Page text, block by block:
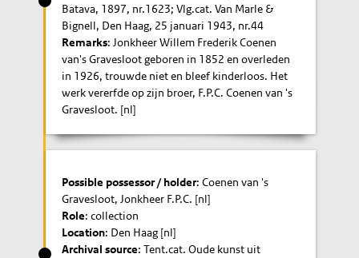
Batava, 1897, nr.1623; Vlg.cat. Van Marle &
Bignell, Den Haag, 25 januari 1943, nr.44
Remarks: Jonkheer Willem Frederik Coenen
van's Gravesloot geboren in 1852 en overleden
in 1926, trouwde niet en bleef kinderloos. Het
werk vererfde op zijn broer, F.P.C. Coenen van 's
Gravesloot. [nl]
Possible possessor / holder: Coenen van 's
Gravesloot, Jonkheer F.P.C. [nl]
Role: collection
Location: Den Haag [nl]
Archival source: Tent.cat. Oude kunst uit